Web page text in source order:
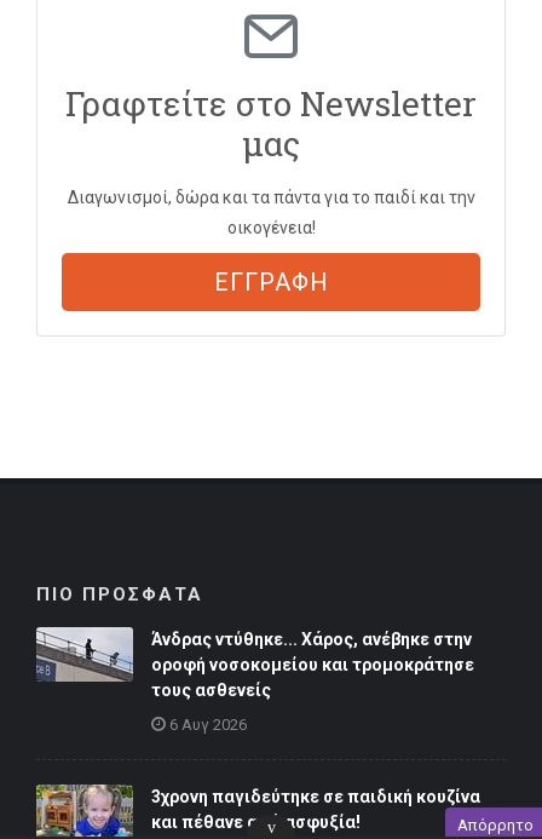
Γραφτείτε στο Newsletter
μας
Διαγωνισμοί, δώρα και τα πάντα για το παιδί και την
οικογένεια!
ΕΓΓΡΑΦΗ
ΠΙΟ ΠΡΟΣΦΑΤΑ
Άνδρας ντύθηκε... Χάρος, ανέβηκε στην
οροφή νοσοκομείου και τρομοκράτησε
τους ασθενείς
6 Αυγ 2026
3χρονη παγιδεύτηκε σε παιδική κουζίνα
και πέθανε από ασφυξία!
Απόρρητο
v